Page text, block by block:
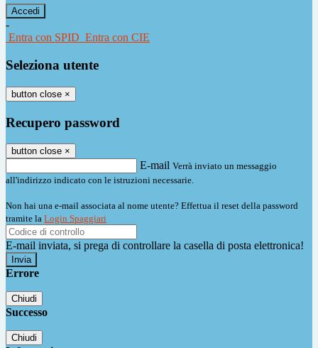
-
Entra con SPID Entra con CIE
Seleziona utente
button close ×
Recupero password
button close ×
E-mail Verrà inviato un messaggio
all'indirizzo indicato con le istruzioni necessarie.
Non hai una e-mail associata al nome utente? Effettua il reset della password
tramite la Login Spaggiari
E-mail inviata, si prega di controllare la casella di posta elettronica!
Errore
Chiudi
Successo
Chiudi